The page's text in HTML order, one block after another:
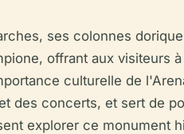
ses colonnes
offrant aux visiteurs
culturelle de
des concerts, et sert de
explorer ce monument